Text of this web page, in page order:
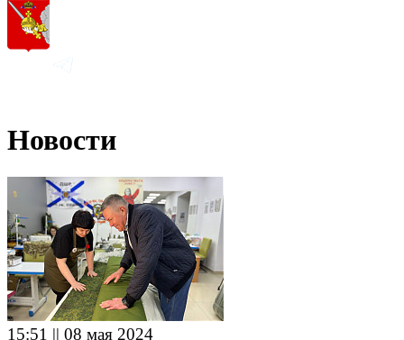
Новости
15:51 || 08 мая 2024